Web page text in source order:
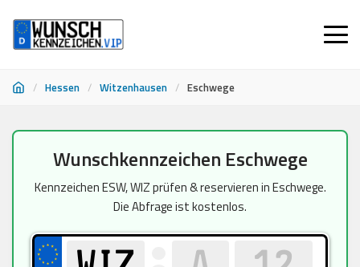
/ Hessen / Witzenhausen / Eschwege
springen
Wunschkennzeichen Eschwege
Kennzeichen ESW, WIZ prüfen & reservieren in Eschwege.
Die Abfrage ist kostenlos.